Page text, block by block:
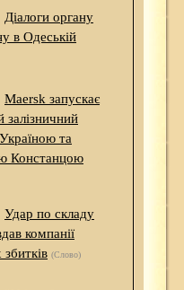
Діалоги органу
в Одеській
Maersk запускає
залізничний
та
Констанцою
Удар по складу
компанії
(Слово)